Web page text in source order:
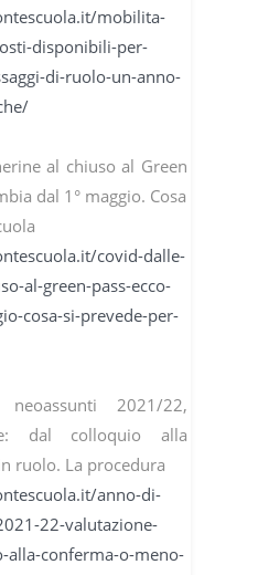
mobilita-
disponibili-per-
di-ruolo-un-anno-
al chiuso al Green
dal 1° maggio. Cosa
covid-dalle-
al-green-pass-ecco-
cosa-si-prevede-per-
2021/22,
dal colloquio alla
ruolo. La procedura
anno-di-
22-valutazione-
alla-conferma-o-meno-